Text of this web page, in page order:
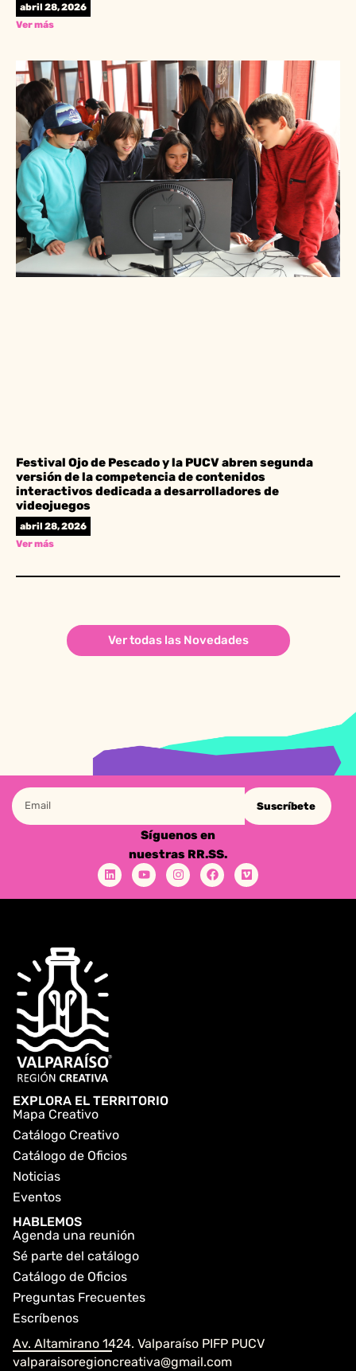
abril 28, 2026
Ver más
Festival Ojo de Pescado y la PUCV abren segunda
versión de la competencia de contenidos
interactivos dedicada a desarrolladores de
videojuegos
abril 28, 2026
Ver más
Ver todas las Novedades
Suscríbete
Síguenos en
nuestras RR.SS.
EXPLORA EL TERRITORIO
Mapa Creativo
Catálogo Creativo
Catálogo de Oficios
Noticias
Eventos
HABLEMOS
Agenda una reunión
Sé parte del catálogo
Catálogo de Oficios
Preguntas Frecuentes
Escríbenos
Av. Altamirano 1424. Valparaíso PIFP PUCV
valparaisoregioncreativa@gmail.com